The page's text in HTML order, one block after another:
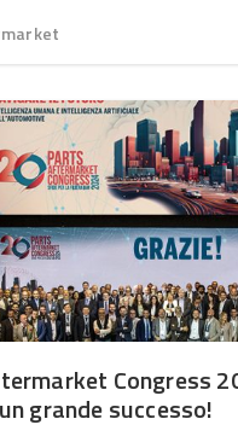
Congress
grande successo!